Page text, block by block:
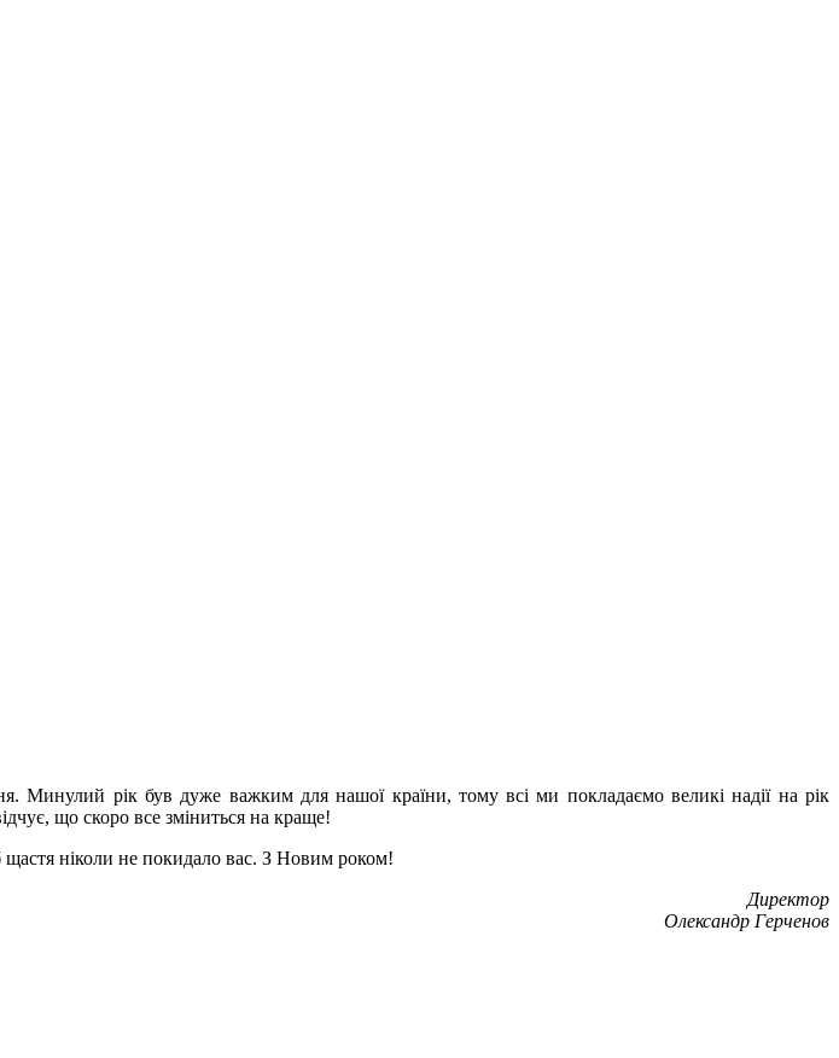
Минулий рік був дуже важким для нашої країни, тому всі ми покладаємо великі надії на рік
що скоро все зміниться на краще!
ніколи не покидало вас. З Новим роком!
Директор
Олександр Герченов